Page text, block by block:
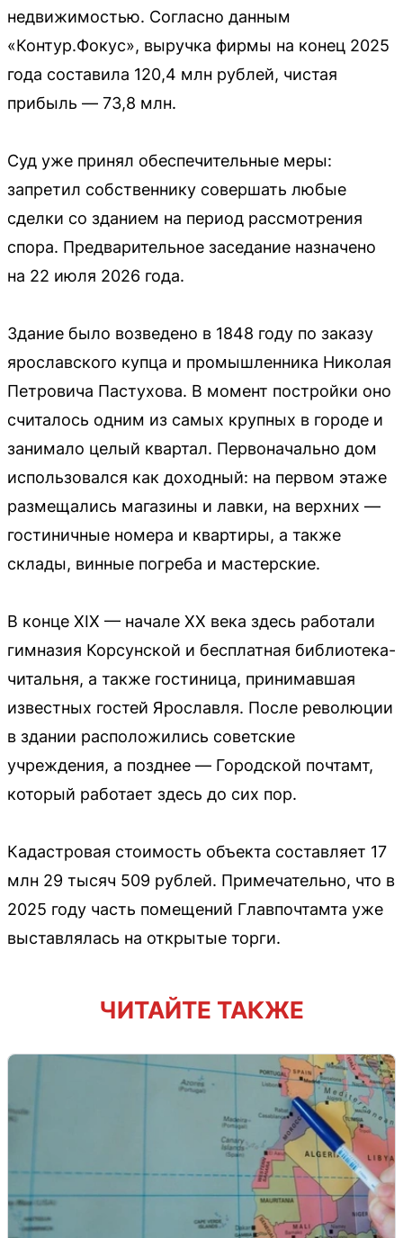
недвижимостью. Согласно данным
«Контур.Фокус», выручка фирмы на конец 2025
года составила 120,4 млн рублей, чистая
прибыль — 73,8 млн.
Суд уже принял обеспечительные меры:
запретил собственнику совершать любые
сделки со зданием на период рассмотрения
спора. Предварительное заседание назначено
на 22 июля 2026 года.
Здание было возведено в 1848 году по заказу
ярославского купца и промышленника Николая
Петровича Пастухова. В момент постройки оно
считалось одним из самых крупных в городе и
занимало целый квартал. Первоначально дом
использовался как доходный: на первом этаже
размещались магазины и лавки, на верхних —
гостиничные номера и квартиры, а также
склады, винные погреба и мастерские.
В конце XIX — начале XX века здесь работали
гимназия Корсунской и бесплатная библиотека-
читальня, а также гостиница, принимавшая
известных гостей Ярославля. После революции
в здании расположились советские
учреждения, а позднее — Городской почтамт,
который работает здесь до сих пор.
Кадастровая стоимость объекта составляет 17
млн 29 тысяч 509 рублей. Примечательно, что в
2025 году часть помещений Главпочтамта уже
выставлялась на открытые торги.
ЧИТАЙТЕ ТАКЖЕ